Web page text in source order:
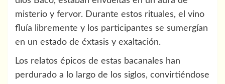
misterio y fervor. Durante estos rituales, el vino
fluía libremente y los participantes se sumergían
en un estado de éxtasis y exaltación.
Los relatos épicos de estas bacanales han
perdurado a lo largo de los siglos, convirtiéndose